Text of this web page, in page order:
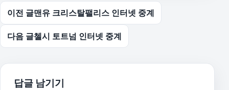
글 탐색
이전 글맨유 크리스탈팰리스 인터넷 중계
다음 글첼시 토트넘 인터넷 중계
답글 남기기